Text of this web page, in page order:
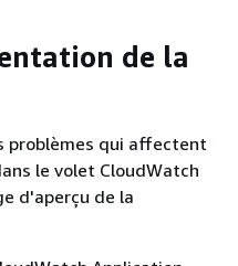
de la
problèmes qui affectent
le volet CloudWatch
d'aperçu de la